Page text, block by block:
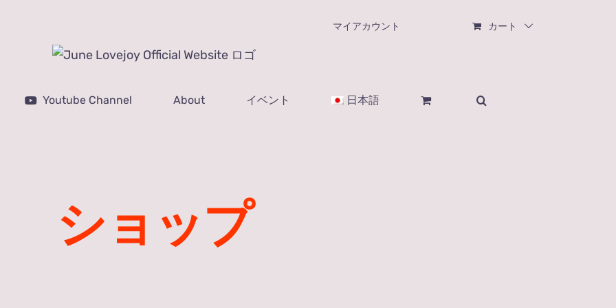
マイアカウント カート
Youtube Channel About イベント 日本語
ショップ